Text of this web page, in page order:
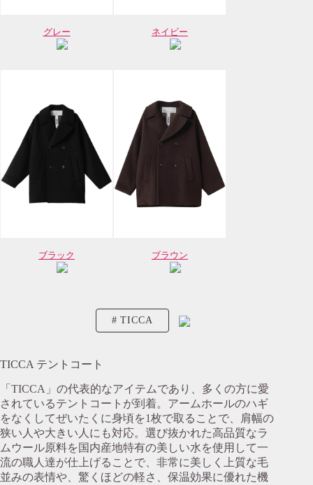
グレー ネイビー
ブラック ブラウン
TICCA
TICCA テントコート
「TICCA」の代表的なアイテムであり、多くの方に愛
されているテントコートが到着。アームホールのハギ
をなくしてぜいたくに身頃を1枚で取ることで、肩幅の
狭い人や大きい人にも対応。選び抜かれた高品質なラ
ムウール原料を国内産地特有の美しい水を使用して一
流の職人達が仕上げることで、非常に美しく上質な毛
並みの表情や、驚くほどの軽さ、保温効果に優れた機